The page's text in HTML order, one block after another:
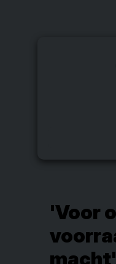
'Voor
macht'